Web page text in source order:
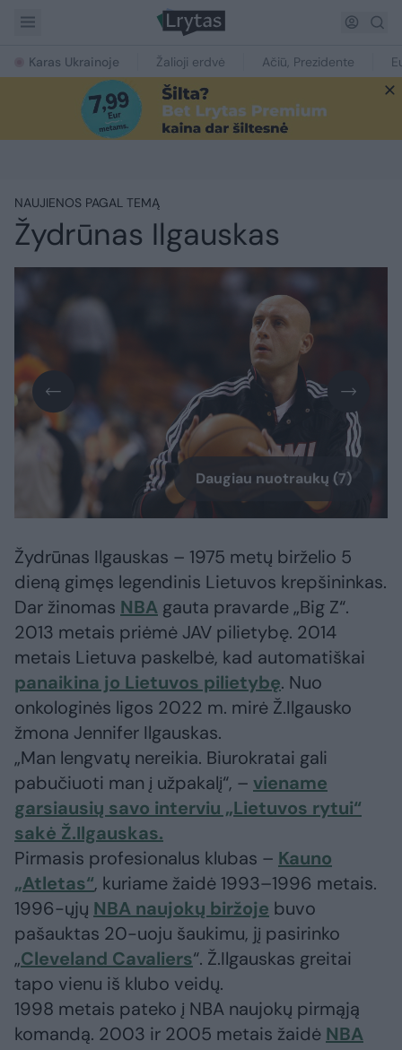
Karas Ukrainoje Žalioji erdvė Ačiū, Prezidente
NAUJIENOS PAGAL TEMĄ
Žydrūnas Ilgauskas
Daugiau nuotraukų (7)
Žydrūnas Ilgauskas – 1975 metų birželio 5
dieną gimęs legendinis Lietuvos krepšininkas.
Dar žinomas NBA gauta pravarde „Big Z“.
2013 metais priėmė JAV pilietybę. 2014
metais Lietuva paskelbė, kad automatiškai
panaikina jo Lietuvos pilietybę. Nuo
onkologinės ligos 2022 m. mirė Ž.Ilgausko
žmona Jennifer Ilgauskas.
„Man lengvatų nereikia. Biurokratai gali
pabučiuoti man į užpakalį“, – viename
garsiausių savo interviu „Lietuvos rytui“
sakė Ž.Ilgauskas.
Pirmasis profesionalus klubas – Kauno
„Atletas“, kuriame žaidė 1993–1996 metais.
1996-ųjų NBA naujokų biržoje buvo
pašauktas 20-uoju šaukimu, jį pasirinko
„Cleveland Cavaliers“. Ž.Ilgauskas greitai
tapo vienu iš klubo veidų.
1998 metais pateko į NBA naujokų pirmąją
komandą. 2003 ir 2005 metais žaidė NBA